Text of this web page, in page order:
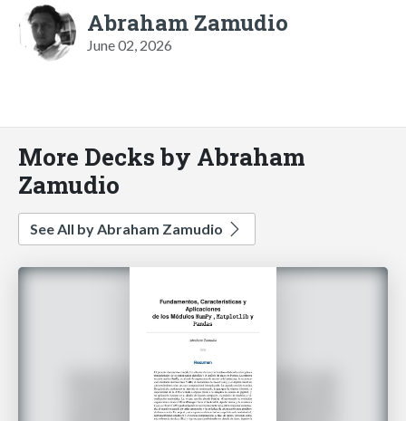
Abraham Zamudio
June 02, 2026
More Decks by Abraham
Zamudio
See All by Abraham Zamudio